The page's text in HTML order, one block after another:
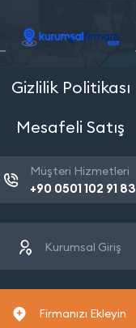
Gizlilik Politikası
Mesafeli Satış
Müşteri Hizmetleri
+90 0501 102 91 83
Kurumsal Giriş
Firmanızı Ekleyin